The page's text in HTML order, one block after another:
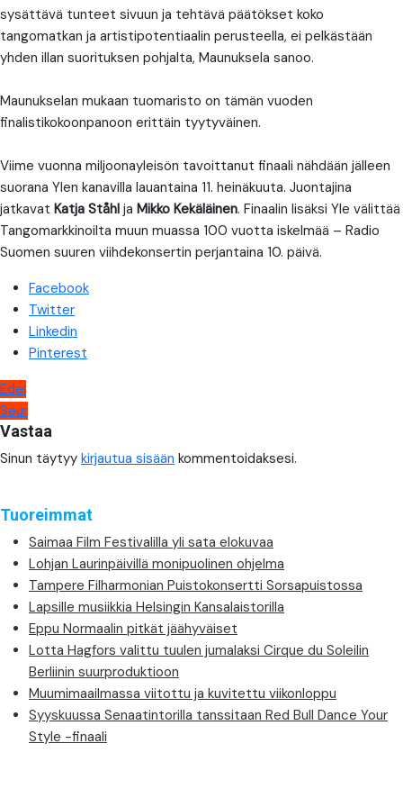
sysättävä tunteet sivuun ja tehtävä päätökset koko
tangomatkan ja artistipotentiaalin perusteella, ei pelkästään
yhden illan suorituksen pohjalta, Maunuksela sanoo.
Maunukselan mukaan tuomaristo on tämän vuoden
finalistikokoonpanoon erittäin tyytyväinen.
Viime vuonna miljoonayleisön tavoittanut finaali nähdään jälleen
suorana Ylen kanavilla lauantaina 11. heinäkuuta. Juontajina
jatkavat Katja Ståhl ja Mikko Kekäläinen. Finaalin lisäksi Yle välittää
Tangomarkkinoilta muun muassa 100 vuotta iskelmää – Radio
Suomen suuren viihdekonsertin perjantaina 10. päivä.
Facebook
Twitter
Linkedin
Pinterest
Artikkelien
selaus
Edel
Seur
Vastaa
Sinun täytyy kirjautua sisään kommentoidaksesi.
Tuoreimmat
Saimaa Film Festivalilla yli sata elokuvaa
Lohjan Laurinpäivillä monipuolinen ohjelma
Tampere Filharmonian Puistokonsertti Sorsapuistossa
Lapsille musiikkia Helsingin Kansalaistorilla
Eppu Normaalin pitkät jäähyväiset
Lotta Hagfors valittu tuulen jumalaksi Cirque du Soleilin
Berliinin suurproduktioon
Muumimaailmassa viitottu ja kuvitettu viikonloppu
Syyskuussa Senaatintorilla tanssitaan Red Bull Dance Your
Style -finaali